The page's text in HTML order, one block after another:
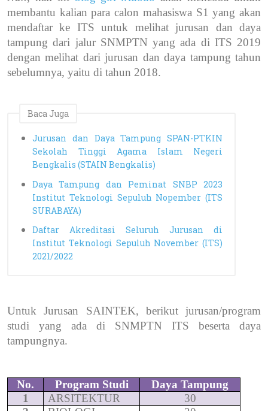
membantu kalian para calon mahasiswa S1 yang akan
mendaftar ke ITS untuk melihat jurusan dan daya
tampung dari jalur SNMPTN yang ada di ITS 2019
dengan melihat dari jurusan dan daya tampung tahun
sebelumnya, yaitu di tahun 2018.
Baca Juga
Jurusan dan Daya Tampung SPAN-PTKIN
Sekolah Tinggi Agama Islam Negeri
Bengkalis (STAIN Bengkalis)
Daya Tampung dan Peminat SNBP 2023
Institut Teknologi Sepuluh Nopember (ITS
SURABAYA)
Daftar Akreditasi Seluruh Jurusan di
Institut Teknologi Sepuluh November (ITS)
2021/2022
Untuk Jurusan SAINTEK, berikut jurusan/program
studi yang ada di SNMPTN ITS beserta daya
tampungnya.
No. Program Studi
Daya Tampung
1
ARSITEKTUR
30